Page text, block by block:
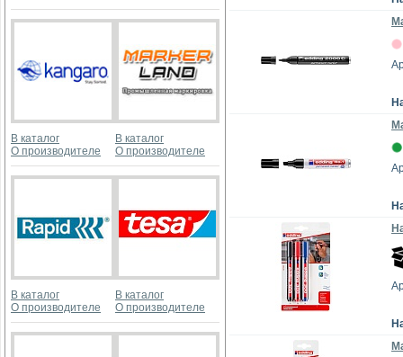
В каталог
О производителе
В каталог
О производителе
В каталог
О производителе
В каталог
О производителе